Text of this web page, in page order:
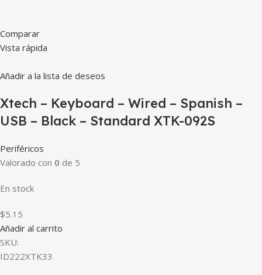
Comparar
Vista rápida
Añadir a la lista de deseos
Xtech – Keyboard – Wired – Spanish –
USB – Black – Standard XTK-092S
Periféricos
Valorado con 0 de 5
En stock
$5.15
Añadir al carrito
SKU:
ID222XTK33